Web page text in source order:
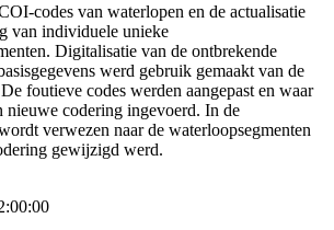
codes van waterlopen en de actualisatie
van individuele unieke
Digitalisatie van de ontbrekende
werd gebruik gemaakt van de
foutieve codes werden aangepast en waar
nieuwe codering ingevoerd. In de
verwezen naar de waterloopsegmenten
gewijzigd werd.